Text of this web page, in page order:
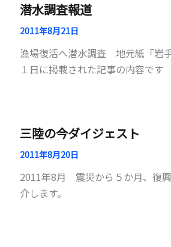
潜水調査報道
2011年8月21日
漁場復活へ潜水調査 地元紙「岩
１日に掲載された記事の内容です
三陸の今ダイジェスト
2011年8月20日
2011年8月 震災から５か月、復
介します。